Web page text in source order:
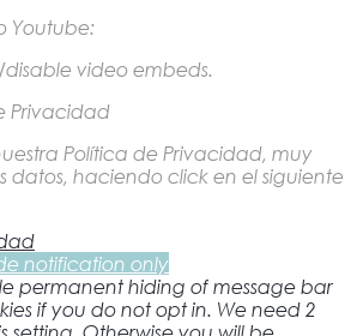
Youtube:
video embeds.
Privacidad
Política de Privacidad, muy
datos, haciendo click en el siguiente
notification only
permanent hiding of message bar
if you do not opt in. We need 2